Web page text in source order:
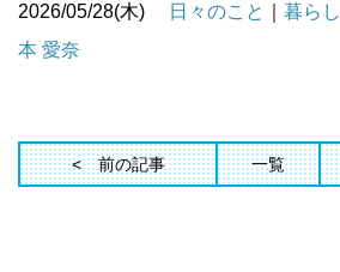
2026/05/28(木)
日々のこと 暮らし
本 愛奈
前の記事 一覧